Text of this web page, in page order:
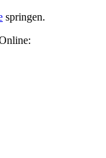
springen.